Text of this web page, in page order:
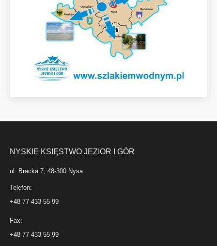
NYSKIE KSIĘSTWO JEZIOR I GÓR
ul. Bracka 7, 48-300 Nysa
Telefon:
+48 77 433 55 99
Fax:
+48 77 433 55 99